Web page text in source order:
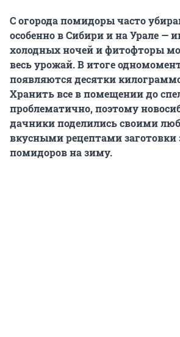
С огорода помидоры часто
особенно в Сибири и на Урале —
холодных ночей и фитофторы
весь урожай. В итоге
появляются десятки
Хранить все в помещении до
проблематично, поэтому
дачники поделились своими
вкусными рецептами заготовки
помидоров на зиму.